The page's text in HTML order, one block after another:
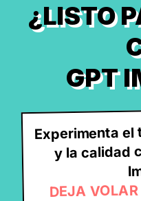
¿LISTO
GPT
Experimenta
y la calidad
DEJA